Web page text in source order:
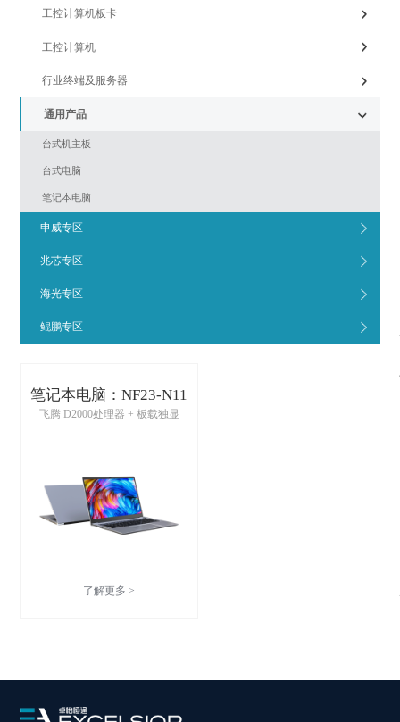
工控计算机板卡
工控计算机
行业终端及服务器
通用产品
台式机主板
台式电脑
笔记本电脑
申威专区
兆芯专区
海光专区
鲲鹏专区
笔记本电脑：NF23-N11
飞腾 D2000处理器 + 板载独显
了解更多 >